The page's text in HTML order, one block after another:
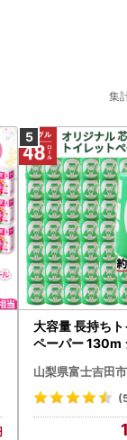
集
大容量 長持ちト
ペーパー 130m
ト
山梨県富士吉田市